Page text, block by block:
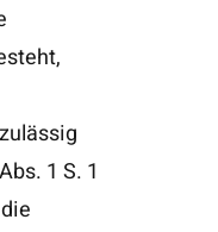
1 S. 1